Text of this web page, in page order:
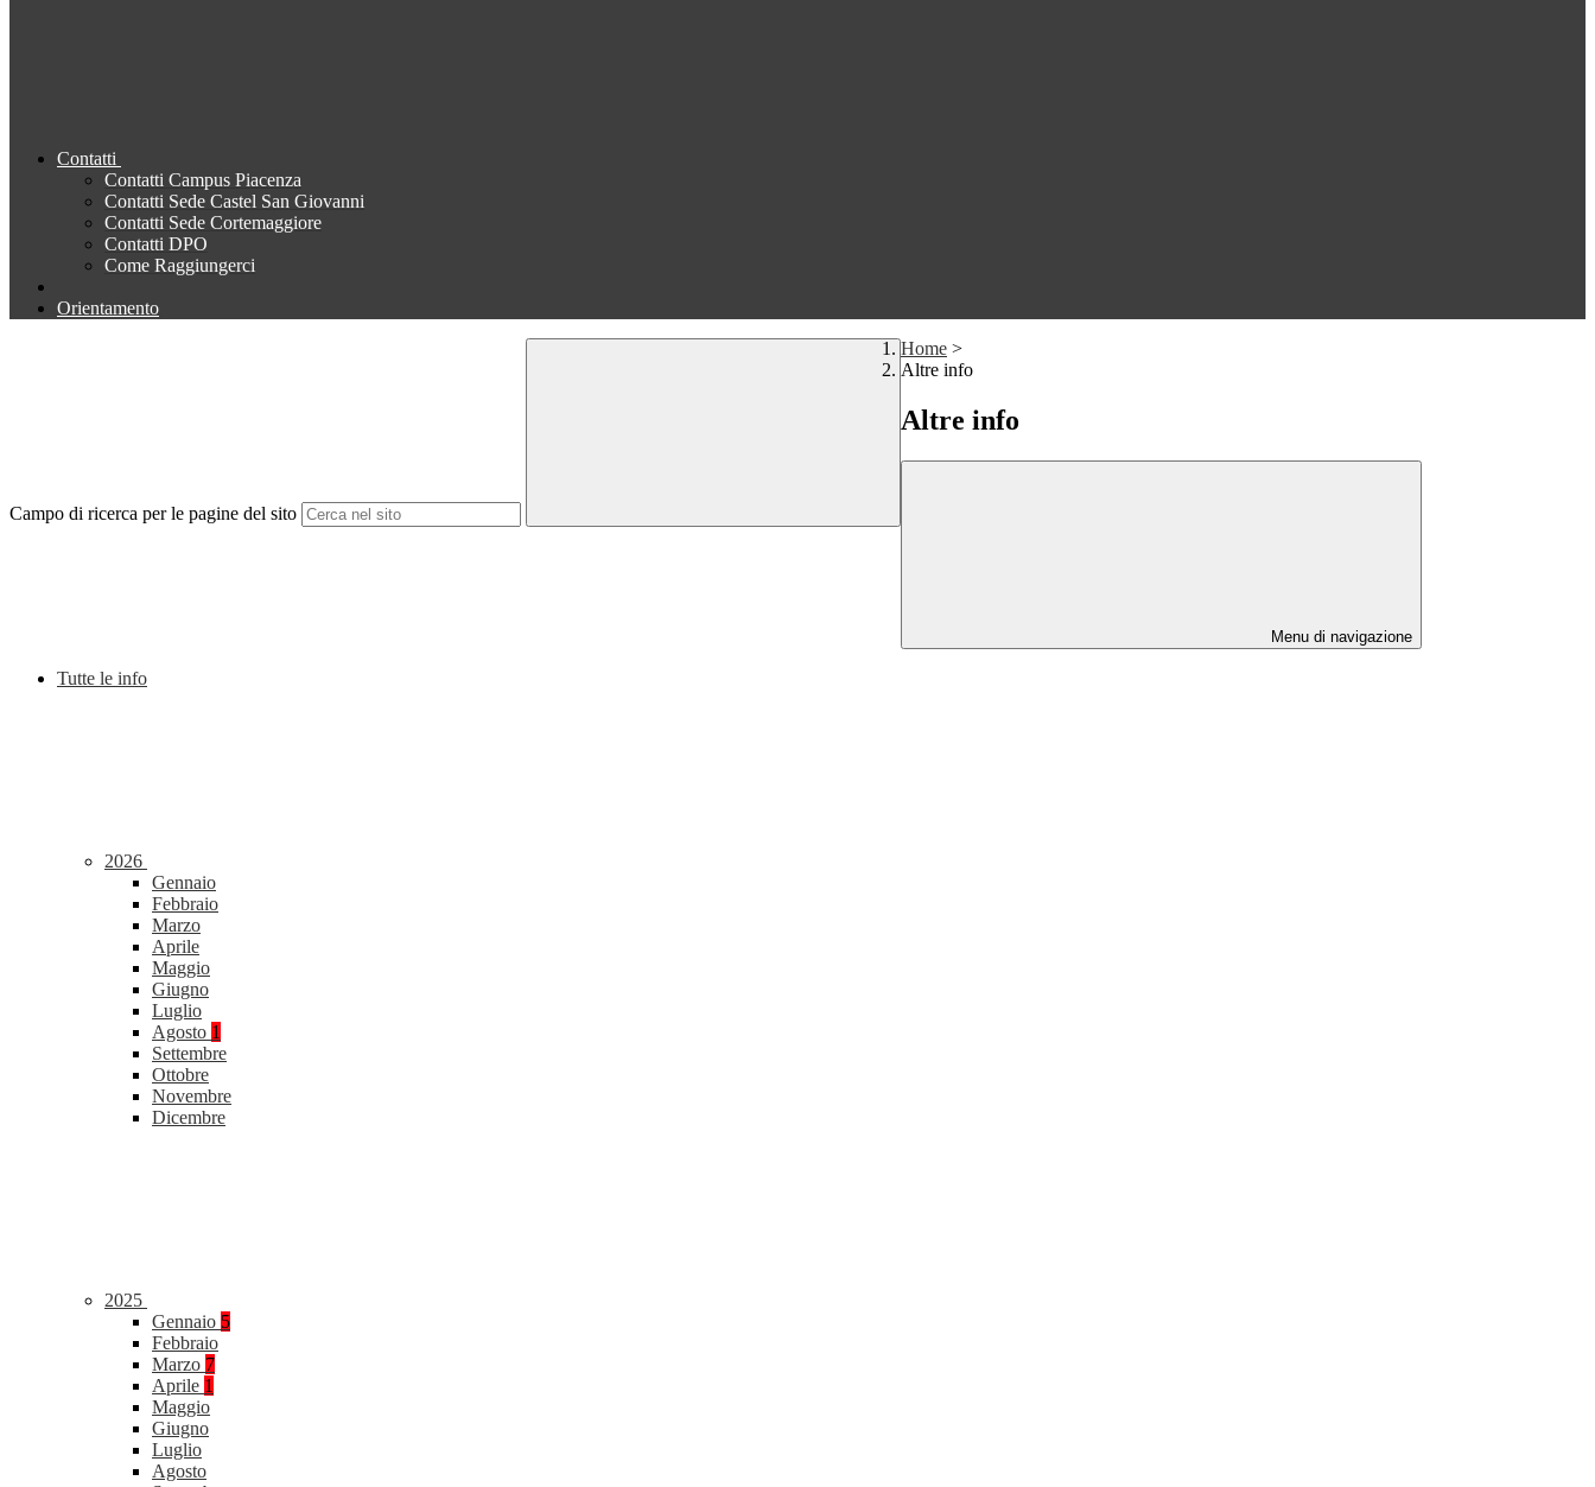
Contatti
Contatti Campus Piacenza
Contatti Sede Castel San Giovanni
Contatti Sede Cortemaggiore
Contatti DPO
Come Raggiungerci
Orientamento
Campo di ricerca per le pagine del sito
Home >
Altre info
Altre info
Menu di navigazione
Tutte le info
2026
Gennaio
Febbraio
Marzo
Aprile
Maggio
Giugno
Luglio
Agosto 1
Settembre
Ottobre
Novembre
Dicembre
2025
Gennaio 5
Febbraio
Marzo 7
Aprile 1
Maggio
Giugno
Luglio
Agosto